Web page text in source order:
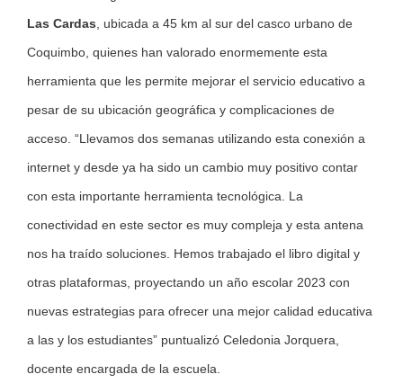
Las Cardas , ubicada a 45 km al sur del casco urbano de
Coquimbo, quienes han valorado enormemente esta
herramienta que les permite mejorar el servicio educativo a
pesar de su ubicación geográfica y complicaciones de
acceso. “Llevamos dos semanas utilizando esta conexión a
internet y desde ya ha sido un cambio muy positivo contar
con esta importante herramienta tecnológica. La
conectividad en este sector es muy compleja y esta antena
nos ha traído soluciones. Hemos trabajado el libro digital y
otras plataformas, proyectando un año escolar 2023 con
nuevas estrategias para ofrecer una mejor calidad educativa
a las y los estudiantes” puntualizó Celedonia Jorquera,
docente encargada de la escuela.